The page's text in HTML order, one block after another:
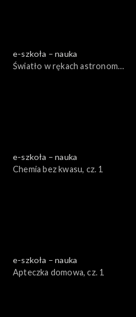
e-szkoła – nauka
Światło w rękach astronoma,
e-szkoła – nauka
Chemia bez kwasu, cz. 1
e-szkoła – nauka
Apteczka domowa, cz. 1